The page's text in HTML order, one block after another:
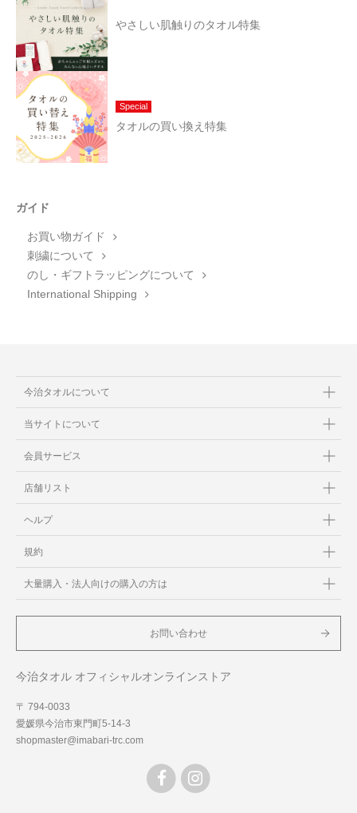
やさしい肌触りのタオル特集
Special
タオルの買い換え特集
ガイド
お買い物ガイド
刺繍について
のし・ギフトラッピングについて
International Shipping
今治タオルについて
当サイトについて
会員サービス
店舗リスト
ヘルプ
規約
大量購入・法人向けの購入の方は
お問い合わせ
今治タオル オフィシャルオンラインストア
〒 794-0033
愛媛県今治市東門町5-14-3
shopmaster@imabari-trc.com